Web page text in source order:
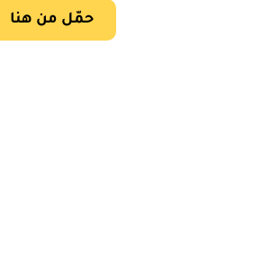
حمّل من هنا